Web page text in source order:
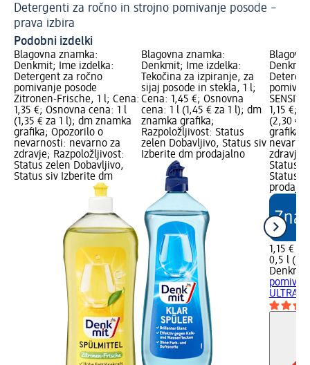
Detergenti za ročno in strojno pomivanje posode –
prava izbira
Podobni izdelki
Blagovna znamka:
Denkmit; Ime izdelka:
Detergent za ročno
pomivanje posode
Zitronen-Frische, 1 l; Cena:
1,35 €; Osnovna cena: 1 l
(1,35 € za 1 l); dm znamka
grafika; Opozorilo o
nevarnosti: nevarno za
zdravje; Razpoložljivost:
Status zelen Dobavljivo,
Status siv Izberite dm
Blagovna znamka:
Denkmit; Ime izdelka:
Tekočina za izpiranje, za
sijaj posode in stekla, 1 l;
Cena: 1,45 €; Osnovna
cena: 1 l (1,45 € za 1 l); dm
znamka grafika;
Razpoložljivost: Status
zelen Dobavljivo, Status siv
Izberite dm prodajalno
1,15 €;
(2,30 €
grafika;
zdravje;
Status
Status
1,15 €
0,5 l
Denkmit